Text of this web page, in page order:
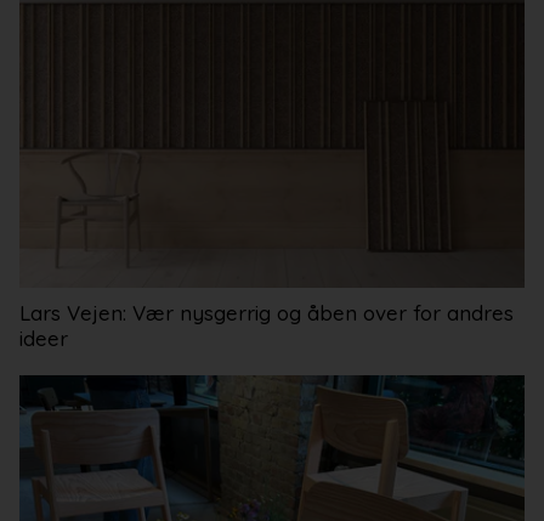
Lars Vejen: Vær nysgerrig og åben over for andres
ideer